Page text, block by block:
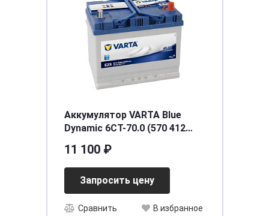
Аккумулятор VARTA Blue
Dynamic 6СТ-70.0 (570 412
11 100 ₽
Запросить цену
Сравнить В избранное